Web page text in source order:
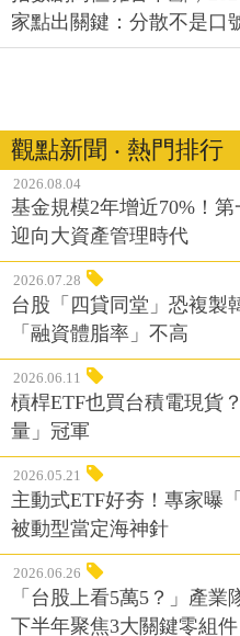
家點出關鍵：分散不是口
觀點新聞 ‧ 熱門排行
2026.08.04
基金規模2年增近70%！
迎向大資產管理時代
2026.07.28
台股「四貸同堂」恐複製
「融資體脂率」不高
2026.06.11
槓桿ETF也買台積電現貨
量」冠軍
2026.05.21
主動式ETF好夯！專家曝
被動型當定海神針
2026.06.26
「台股上看5萬5？」產
下半年聚焦3大關鍵零組件